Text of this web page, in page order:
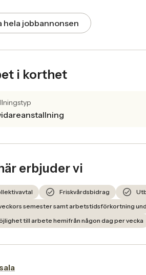
hela jobbannonsen
i korthet
erbjuder vi
Friskvårdsbidrag
semester samt arbetstidsförkortning
till arbete hemifrån någon dag per vecka